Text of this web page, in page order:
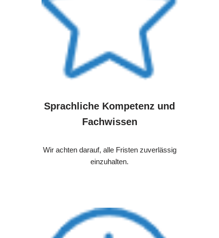
Sprachliche Kompetenz und
Fachwissen
Wir achten darauf, alle Fristen zuverlässig
einzuhalten.